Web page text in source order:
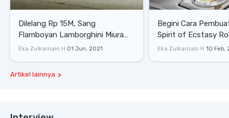
Dilelang Rp 15M, Sang
Flamboyan Lamborghini Miura
P400 S
Eka Zulkarnain H 01 Jun, 2021
Begini Cara
Spirit of Ecstasy
Eka Zulkarnain H 10 Feb,
Artikel lainnya